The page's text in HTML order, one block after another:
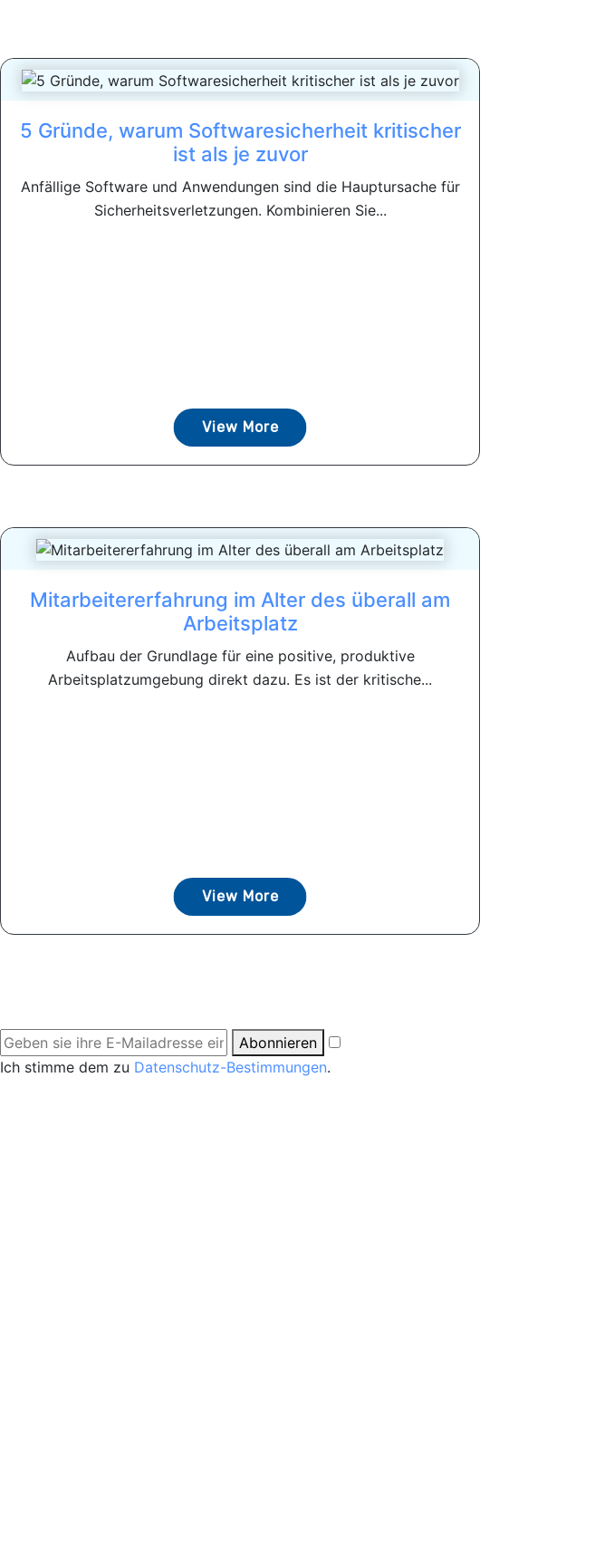
5 Gründe, warum Softwaresicherheit kritischer
ist als je zuvor
Anfällige Software und Anwendungen sind die Hauptursache für
Sicherheitsverletzungen. Kombinieren Sie...
View More
Mitarbeitererfahrung im Alter des überall am
Arbeitsplatz
Aufbau der Grundlage für eine positive, produktive
Arbeitsplatzumgebung direkt dazu. Es ist der kritische...
View More
Abonnieren
Ich stimme dem zu Datenschutz-Bestimmungen.